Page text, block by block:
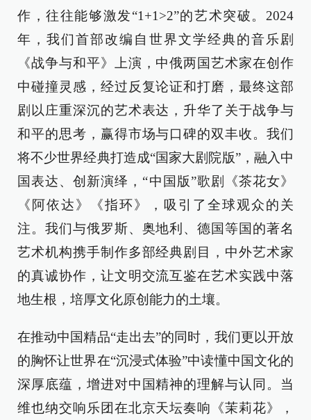
作，往往能够激发“1+1>2”的艺术突破。2024
年，我们首部改编自世界文学经典的音乐剧
《战争与和平》上演，中俄两国艺术家在创作
中碰撞灵感，经过反复论证和打磨，最终这部
剧以庄重深沉的艺术表达，升华了关于战争与
和平的思考，赢得市场与口碑的双丰收。我们
将不少世界经典打造成“国家大剧院版”，融入中
国表达、创新演绎，“中国版”歌剧《茶花女》
《阿依达》《指环》，吸引了全球观众的关
注。我们与俄罗斯、奥地利、德国等国的著名
艺术机构携手制作多部经典剧目，中外艺术家
的真诚协作，让文明交流互鉴在艺术实践中落
地生根，培厚文化原创能力的土壤。
在推动中国精品“走出去”的同时，我们更以开放
的胸怀让世界在“沉浸式体验”中读懂中国文化的
深厚底蕴，增进对中国精神的理解与认同。当
维也纳交响乐团在北京天坛奏响《茉莉花》，